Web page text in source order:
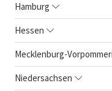
Hamburg
Hessen
Mecklenburg-
Niedersachsen